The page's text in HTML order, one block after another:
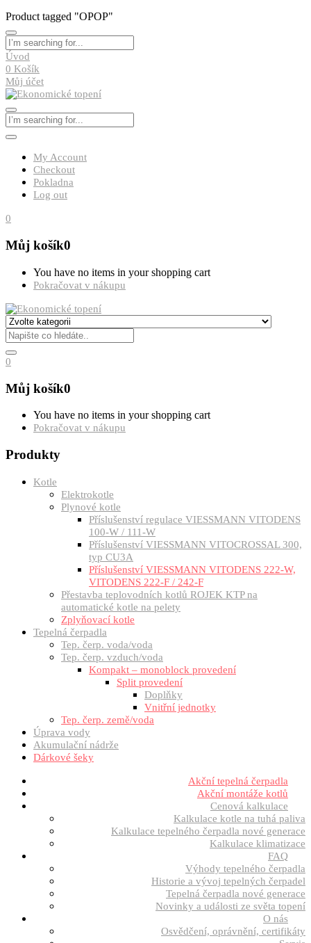
Product tagged "OPOP"
Úvod
0 Košík
Můj účet
My Account
Checkout
Pokladna
Log out
0
Můj košík0
You have no items in your shopping cart
Pokračovat v nákupu
0
Můj košík0
You have no items in your shopping cart
Pokračovat v nákupu
Produkty
Kotle
Elektrokotle
Plynové kotle
Příslušenství regulace VIESSMANN VITODENS
100-W / 111-W
Příslušenství VIESSMANN VITOCROSSAL 300,
typ CU3A
Příslušenství VIESSMANN VITODENS 222-W,
VITODENS 222-F / 242-F
Přestavba teplovodních kotlů ROJEK KTP na
automatické kotle na pelety
Zplyňovací kotle
Tepelná čerpadla
Tep. čerp. voda/voda
Tep. čerp. vzduch/voda
Kompakt – monoblock provedení
Split provedení
Doplňky
Vnitřní jednotky
Tep. čerp. země/voda
Úprava vody
Akumulační nádrže
Dárkové šeky
Akční tepelná čerpadla
Akční montáže kotlů
Cenová kalkulace
Kalkulace kotle na tuhá paliva
Kalkulace tepelného čerpadla nové generace
Kalkulace klimatizace
FAQ
Výhody tepelného čerpadla
Historie a vývoj tepelných čerpadel
Tepelná čerpadla nové generace
Novinky a události ze světa topení
O nás
Osvědčení, oprávnění, certifikáty